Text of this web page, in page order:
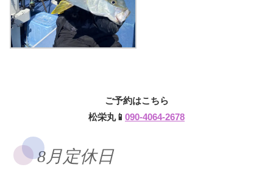
ご予約はこちら
松栄丸📱 090-4064-2678
8月定休日